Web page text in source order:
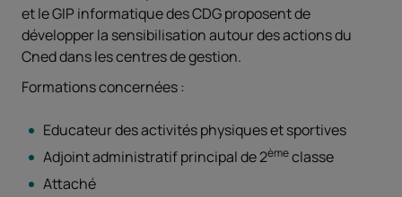
et le GIP informatique des CDG proposentde
développer la sensibilisation autour des actions du
Cned dans les centres de gestion.
Formations concernées :
Educateur des activités physiques et sportives
Adjoint administratif principal de 2èmeclasse
Attaché